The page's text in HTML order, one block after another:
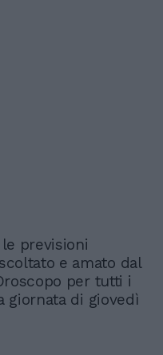
previsioni
e amato dal
per tutti i
giornata di giovedì